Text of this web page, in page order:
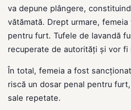
va depune plângere,
vătămată. Drept urmare,
pentru furt. Tufele de lavandă
recuperate de autorități și vor fi
În total, femeia a fost
riscă un dosar penal pentru
sale repetate.